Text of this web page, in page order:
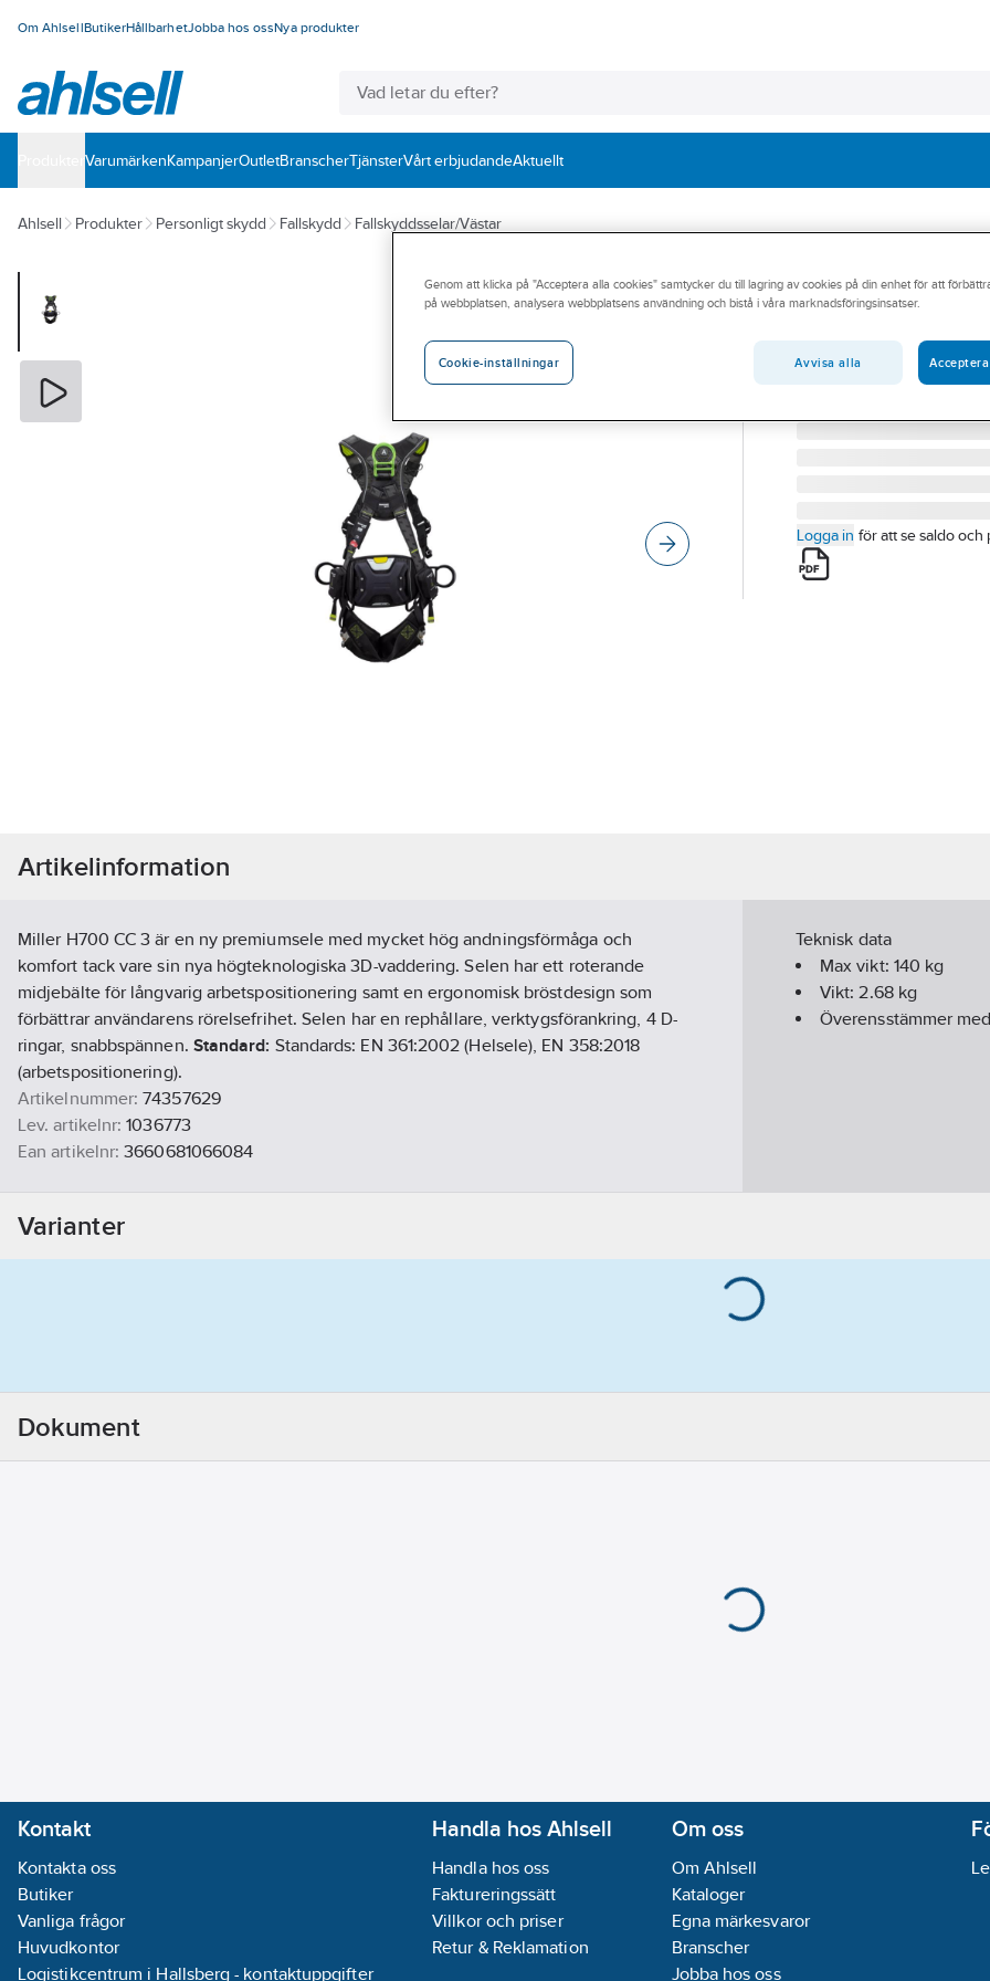
Om AhlsellButikerHållbarhetJobba hos ossNya produkter
VarumärkenKampanjerOutletBranscherTjänsterVårt erbjudandeAktuellt
Ahlsell Produkter Personligt skydd Fallskydd Fallskyddsselar/Västar
MILLER®
Fallskyddssele
FALLSKYDDSSELE
Artikelnummer:
74357629
1036773
Logga in för att se saldo och
Artikelinformation
Miller H700 CC 3 är en ny premiumsele med mycket hög andningsförmåga och
komfort tack vare sin nya högteknologiska 3D-vaddering. Selen har ett roterande
midjebälte för långvarig arbetspositionering samt en ergonomisk bröstdesign som
förbättrar användarens rörelsefrihet. Selen har en rephållare, verktygsförankring, 4 D-
ringar, snabbspännen. Standard: Standards: EN 361:2002 (Helsele), EN 358:2018
(arbetspositionering).
Artikelnummer: 74357629
Lev. artikelnr: 1036773
Ean artikelnr: 3660681066084
Teknisk data
Max vikt: 140 kg
Vikt:2.68kg
Överensstämmer
Varianter
Dokument
Kontakt
Kontakta oss
Butiker
Vanliga frågor
Huvudkontor
Logistikcentrum i Hallsberg - kontaktuppgifter
Handla hos Ahlsell
Handla hos oss
Faktureringssätt
Villkor och priser
Retur & Reklamation
Om oss
Om Ahlsell
Kataloger
Egna märkesvaror
Branscher
Jobba hos oss
Genom att klicka på "Acceptera alla cookies" samtycker du till lagring av cookies på din enhet för att
på webbplatsen, analysera webbplatsens användning och bistå i våra marknadsföringsinsatser.
Cookie-inställningar Avvisa alla